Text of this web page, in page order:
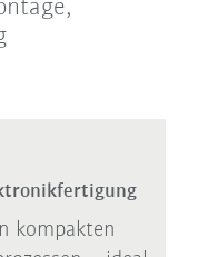
kompakten